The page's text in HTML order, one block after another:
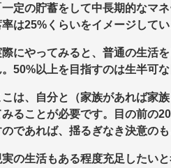
一定の貯蓄をして中長期的なマ
率は25%くらいをイメージしてい
際にやってみると、普通の生活
。50%以上を目指すのは生半可
こは、自分と（家族があれば家
みることが必要です。目の前の
のであれば、揺るぎなき決意の
実の生活もある程度充足したい